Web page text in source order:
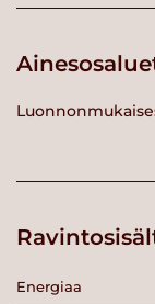
Energiaa